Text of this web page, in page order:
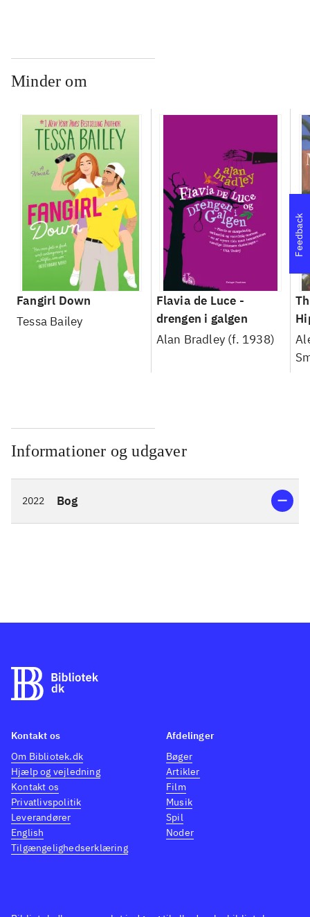
Minder om
Fangirl Down
Tessa Bailey
Flavia de Luce -
drengen i galgen
Alan Bradley (f. 1938)
Informationer og udgaver
2022 Bog
Feedback
Kontakt os
Om Bibliotek.dk
Hjælp og vejledning
Kontakt os
Privatlivspolitik
Leverandører
English
Tilgængelighedserklæring
Afdelinger
Bøger
Artikler
Film
Musik
Spil
Noder